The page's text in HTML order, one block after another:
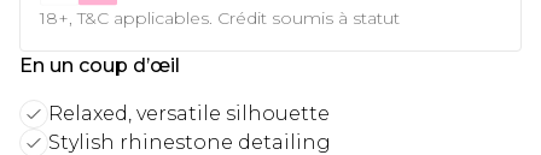
18+, T&C applicables. Crédit soumis à statut
En un coup d’œil
Relaxed, versatile silhouette
Stylish rhinestone detailing